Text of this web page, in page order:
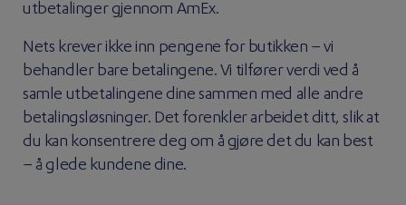
utbetalinger gjennom AmEx.
Nets krever ikke inn pengene for butikken – vi
behandler bare betalingene. Vi tilfører verdi ved å
samle utbetalingene dine sammen med alle andre
betalingsløsninger. Det forenkler arbeidet ditt, slik at
du kan konsentrere deg om å gjøre det du kan best
– å glede kundene dine.